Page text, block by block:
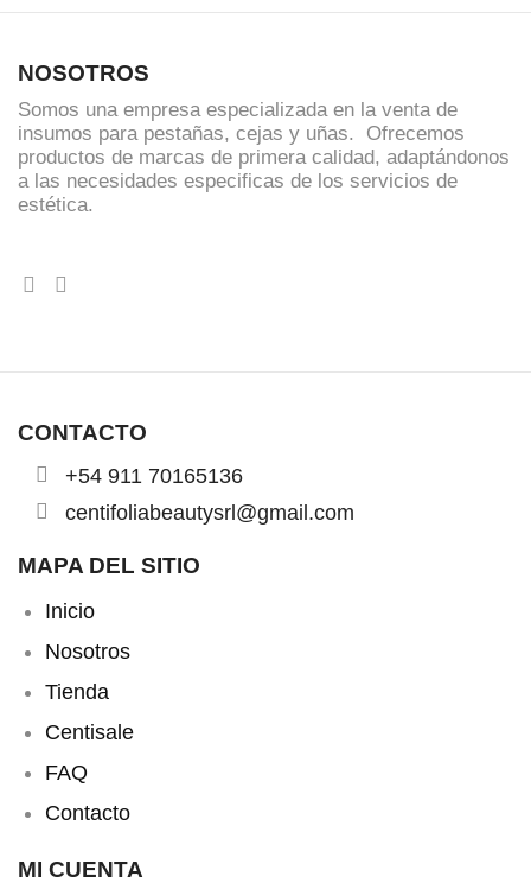
NOSOTROS
Somos una empresa especializada en la venta de
insumos para pestañas, cejas y uñas. Ofrecemos
productos de marcas de primera calidad, adaptándonos
a las necesidades especificas de los servicios de
estética.
CONTACTO
+54 911 70165136
centifoliabeautysrl@gmail.com
MAPA DEL SITIO
Inicio
Nosotros
Tienda
Centisale
FAQ
Contacto
MI CUENTA